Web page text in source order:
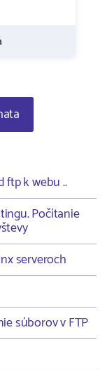
k webu ..
Počítanie
serveroch
súborov v FTP